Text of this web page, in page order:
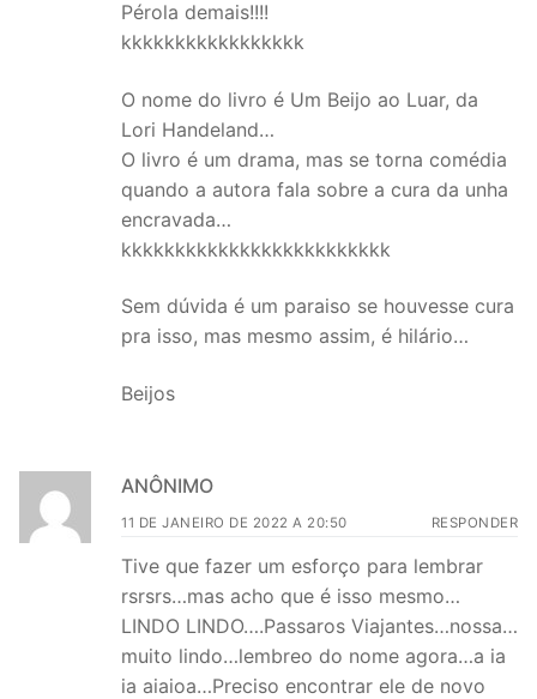
Pérola demais!!!!
kkkkkkkkkkkkkkkkk
O nome do livro é Um Beijo ao Luar, da
Lori Handeland…
O livro é um drama, mas se torna comédia
quando a autora fala sobre a cura da unha
encravada…
kkkkkkkkkkkkkkkkkkkkkkkkk
Sem dúvida é um paraiso se houvesse cura
pra isso, mas mesmo assim, é hilário…
Beijos
ANÔNIMO
11 DE JANEIRO DE 2022 A 20:50 RESPONDER
Tive que fazer um esforço para lembrar
rsrsrs…mas acho que é isso mesmo…
LINDO LINDO….Passaros Viajantes…nossa…
muito lindo…lembreo do nome agora…a ia
ia aiaioa…Preciso encontrar ele de novo